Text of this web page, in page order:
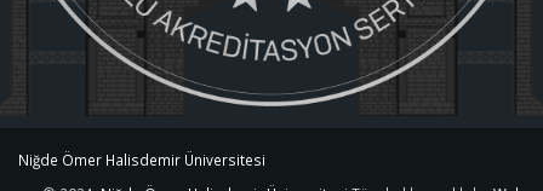
Niğde Ömer Halisdemir Üniversitesi